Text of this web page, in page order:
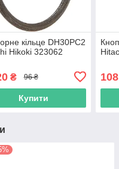
кільце DH30PC2
Hikoki 323062
₴ 96 ₴
Купити